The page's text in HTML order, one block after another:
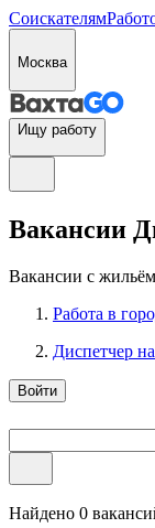
Соискателям
Москва
Ищу работу
Вакансии
Вакансии с
Работа в
Диспетчер
Войти
Найдено 0